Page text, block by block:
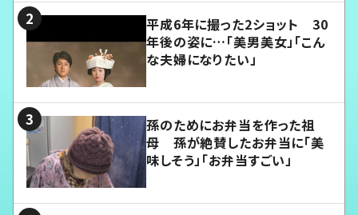
平成6年に撮った2ショット 30
年後の姿に…「美男美女」「こん
な夫婦になりたい」
孫のためにお弁当を作った祖
母 孫が絶賛したお弁当に「美
味しそう」「お弁当すごい」